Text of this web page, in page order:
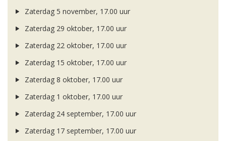
Zaterdag 5 november, 17.00 uur
Zaterdag 29 oktober, 17.00 uur
Zaterdag 22 oktober, 17.00 uur
Zaterdag 15 oktober, 17.00 uur
Zaterdag 8 oktober, 17.00 uur
Zaterdag 1 oktober, 17.00 uur
Zaterdag 24 september, 17.00 uur
Zaterdag 17 september, 17.00 uur